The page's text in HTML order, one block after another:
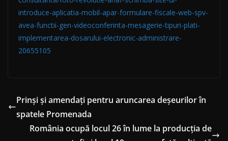
introduce-aplicatia-mobil-apar-formulare-fiscale-web-spv-
avea-functii-gen-videoconferinta-mesagerie-tipuri-plati-
implementarea-dosarului-electronic-administrare-
20655105
Prinși și amendați pentru aruncarea deșeurilor în
spatele Promenada
România ocupă locul 26 în lume la producția de